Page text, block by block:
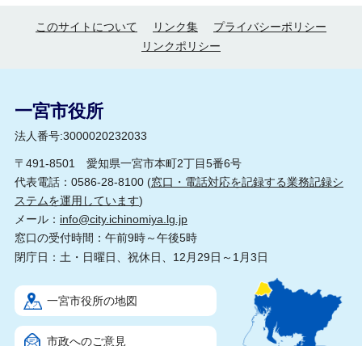
このサイトについて リンク集
プライバシーポリシー
リンクポリシー
一宮市役所
法人番号:3000020232033
〒491-8501 愛知県一宮市本町2丁目5番6号
代表電話：0586-28-8100 (窓口・電話対応を記録する業務記録シ
ステムを運用しています)
メール： info@city.ichinomiya.lg.jp
窓口の受付時間：午前9時～午後5時
閉庁日：土・日曜日、祝休日、12月29日～1月3日
一宮市役所の地図
市政へのご意見